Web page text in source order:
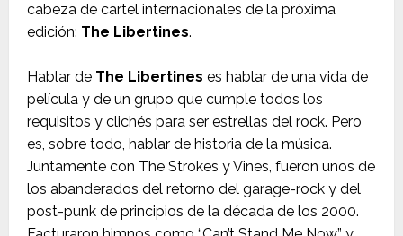
cabeza de cartel internacionales de la próxima
edición: The Libertines.
Hablar de The Libertines es hablar de una vida de
película y de un grupo que cumple todos los
requisitos y clichés para ser estrellas del rock. Pero
es, sobre todo, hablar de historia de la música.
Juntamente con The Strokes y Vines, fueron unos de
los abanderados del retorno del garage-rock y del
post-punk de principios de la década de los 2000.